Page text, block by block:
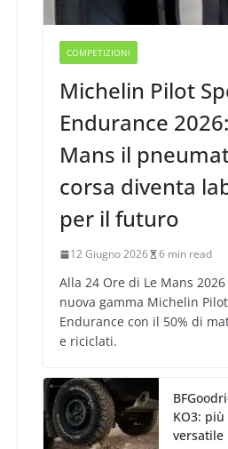
COMPETIZIONI
Michelin Pilot
Endurance
Mans il
corsa diventa
per il futuro
12 Giugno 2026 6 min read
Alla 24 Ore di Le Mans
nuova gamma Michelin
Endurance con il 50% di
e riciclati.
KO3:
versatile